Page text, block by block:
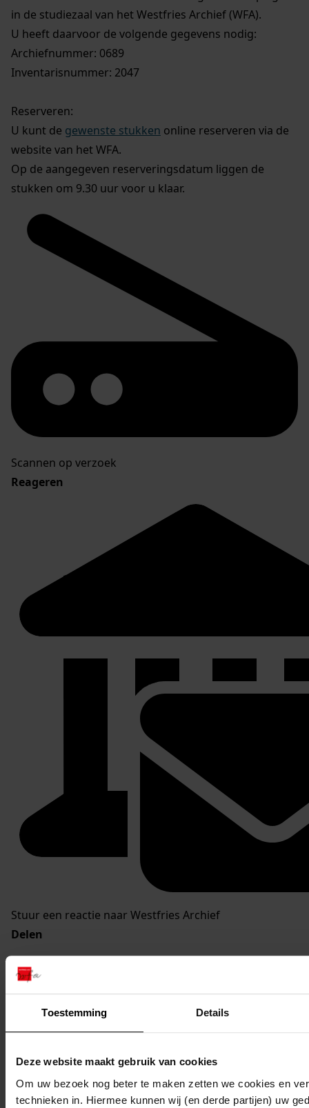
Toestemming Details
Deze website maakt gebruik van cookies
Om uw bezoek nog beter te maken zetten we cookies en
technieken in. Hiermee kunnen wij (en derde partijen) uw
in de studiezaal van het Westfries Archief (WFA).
U heeft daarvoor de volgende gegevens nodig:
Archiefnummer: 0689
Inventarisnummer: 2047
Reserveren:
U kunt de gewenste stukken online reserveren via de
website van het WFA.
Op de aangegeven reserveringsdatum liggen de
stukken om 9.30 uur voor u klaar.
Scannen op verzoek
Reageren
Stuur een reactie naar Westfries Archief
Delen